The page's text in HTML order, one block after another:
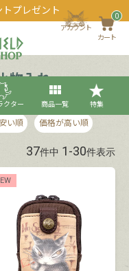
プレゼント
アカウント
カート
0
クター 商品一覧 特集
物入れ
い順 価格が高い順
37件中 1-30件表示